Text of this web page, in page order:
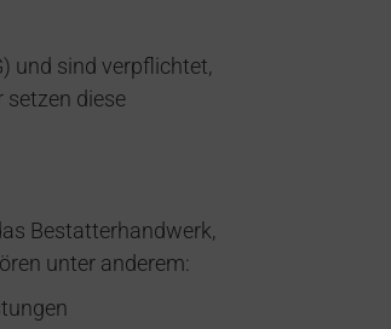
und sind verpflichtet,
diese
Bestatterhandwerk,
unter anderem: